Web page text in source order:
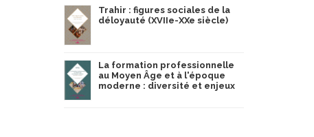
Trahir : figures sociales de la
déloyauté (XVIIe-XXe siècle)
La formation professionnelle
au Moyen Âge et à l'époque
moderne : diversité et enjeux